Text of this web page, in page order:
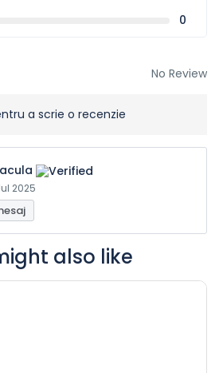
0
No Review
a scrie o recenzie
2025
also like